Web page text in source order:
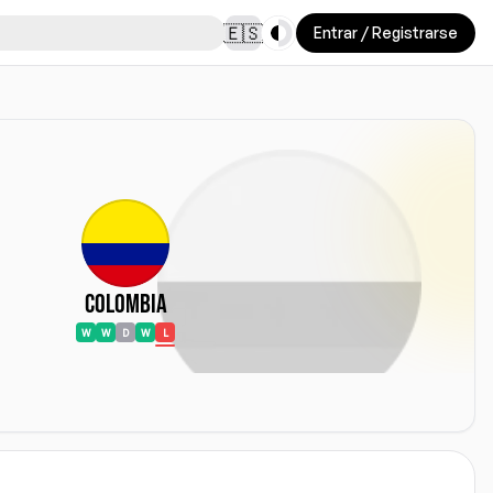
🇪🇸 Toggle theme
Entrar / Registrarse
Colombia
W W D W L